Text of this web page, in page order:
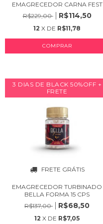
EMAGRECEDOR CARNA FEST
R$229,00
R$114,50
12 X DE R$11,78
COMPRAR
3 DIAS DE BLACK 50%OFF +
FRETE
FRETE GRÁTIS
EMAGRECEDOR TURBINADO
BELLA FORMA 15 CPS
R$137,00
R$68,50
12 X DE R$7,05